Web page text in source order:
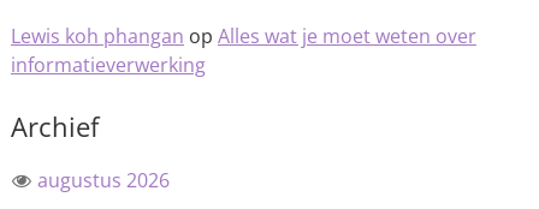
Lewis koh phangan op Alles wat je moet weten over
informatieverwerking
Archief
augustus 2026